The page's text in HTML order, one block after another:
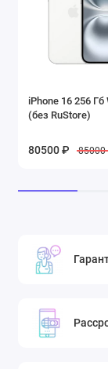
iPhone 16 256 Гб
(без RuStore)
80500 ₽ 85000